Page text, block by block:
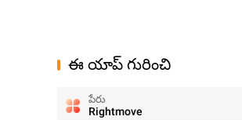
ఈ యాప్ గురించి
పేరు
Rightmove